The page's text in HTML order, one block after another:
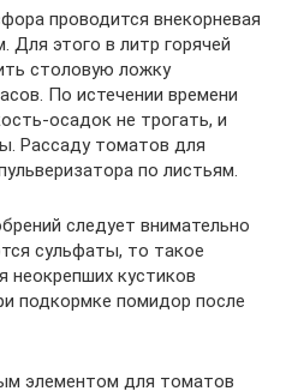
проводится внекорневая
этого в литр горячей
столовую ложку
По истечении времени
осадок не трогать, и
Рассаду томатов для
по листьям.
следует внимательно
сульфаты, то такое
неокрепших кустиков
подкормке помидор после
элементом для томатов